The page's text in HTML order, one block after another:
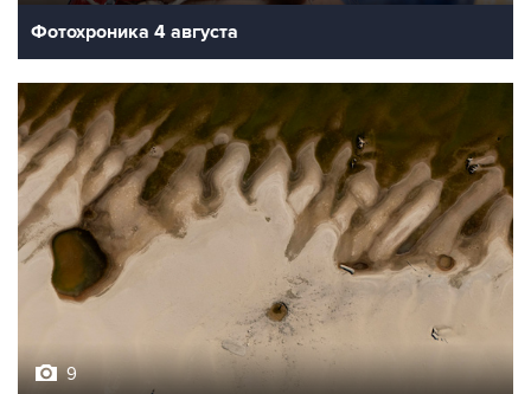
Фотохроника 4 августа
9